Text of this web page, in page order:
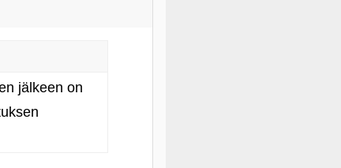
jälkeen on